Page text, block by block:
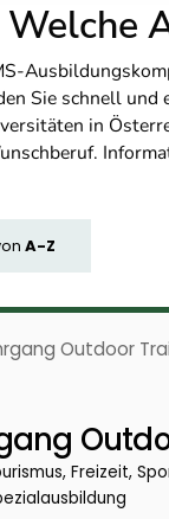
Welche
Sie schnell und
in
A-Z
Outdoor
Freizeit,